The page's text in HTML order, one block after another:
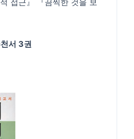
접근』 『끔찍한 것을 보
서 3권